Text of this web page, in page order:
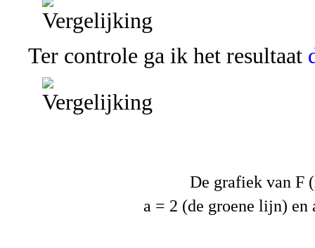
Ter controle ga ik het resultaat
De grafiek van F
a = 2 (de groene lijn)